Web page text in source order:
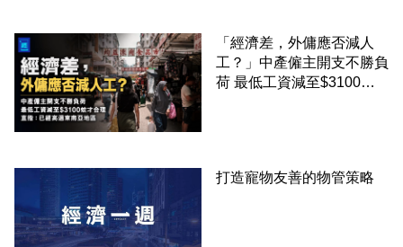
「經濟差，外傭應否減人
工？」中產僱主開支不勝負
荷 最低工資減至$3100蚊
打造寵物友善的物管策略